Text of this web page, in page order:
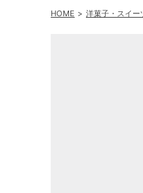
HOME 洋菓子・スイー